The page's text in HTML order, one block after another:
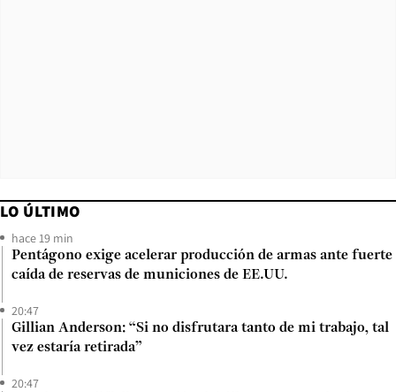
LO ÚLTIMO
hace 19 min
Pentágono exige acelerar producción de armas ante fuerte
caída de reservas de municiones de EE.UU.
20:47
Gillian Anderson: “Si no disfrutara tanto de mi trabajo, tal
vez estaría retirada”
20:47